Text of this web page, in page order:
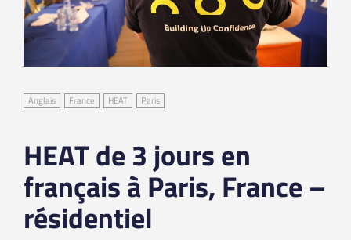
Anglais France HEAT Paris
HEAT de 3 jours en
français à Paris, France –
résidentiel